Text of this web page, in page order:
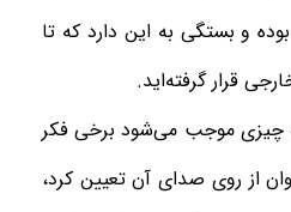
و بستگی به این دارد که تا
قرار گرفته‌اید.
چیزی موجب می‌شود برخی فکر
از روی صدای آن تعیین کرد،